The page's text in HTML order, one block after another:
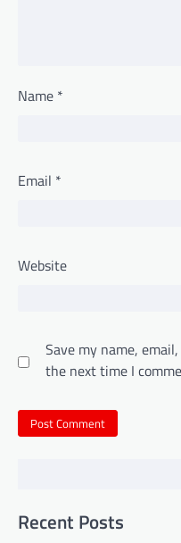
Name *
Email *
Website
Save my name,
the next time I
Recent Posts